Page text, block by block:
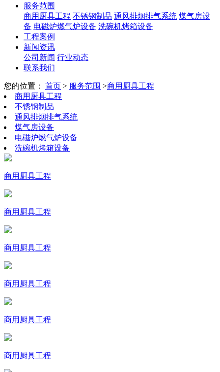
服务范围
商用厨具工程 不锈钢制品 通风排烟排气系统 煤气房设
备 电磁炉燃气炉设备 洗碗机烤箱设备
工程案例
新闻资讯
公司新闻 行业动态
联系我们
您的位置： 首页 > 服务范围 >商用厨具工程
商用厨具工程
不锈钢制品
通风排烟排气系统
煤气房设备
电磁炉燃气炉设备
洗碗机烤箱设备
商用厨具工程
商用厨具工程
商用厨具工程
商用厨具工程
商用厨具工程
商用厨具工程